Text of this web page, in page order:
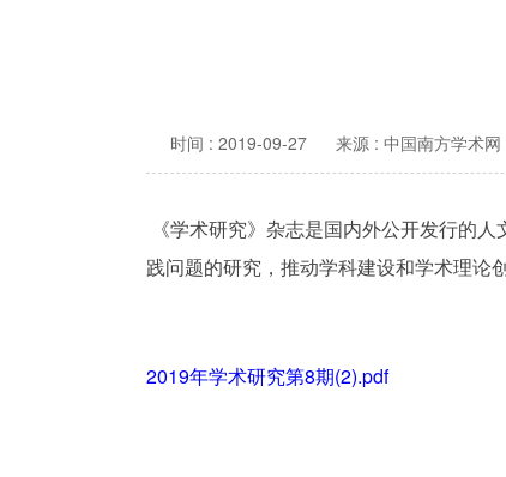
时间 : 2019-09-27 来源 : 中国南方学术网
《学术研究》杂志是国内外公开发行的
践问题的研究，推动学科建设和学术理论
2019年学术研究第8期(2).pdf